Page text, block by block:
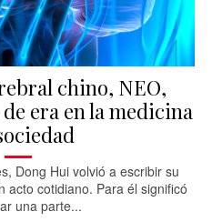
chino, NEO,
era en la medicina
Dong Hui volvió a escribir su
acto cotidiano. Para él significó
una parte...